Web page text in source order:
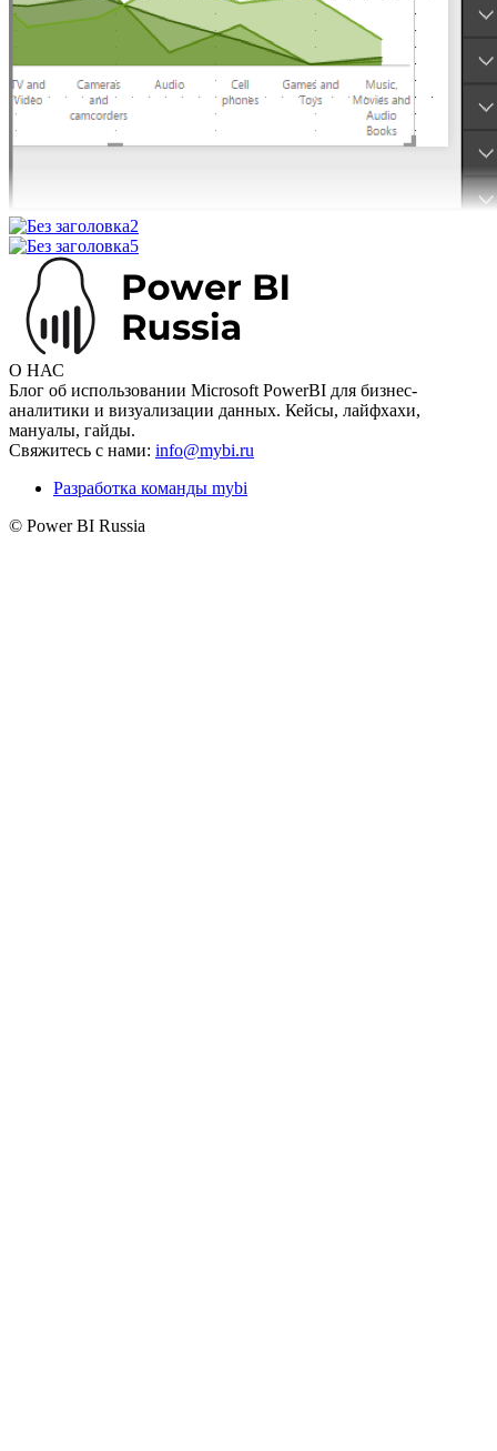
О НАС
Блог об использовании Microsoft PowerBI для бизнес-
аналитики и визуализации данных. Кейсы, лайфхахи,
мануалы, гайды.
Свяжитесь с нами: info@mybi.ru
Разработка команды mybi
© Power BI Russia